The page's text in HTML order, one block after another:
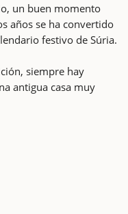
un buen momento
años se ha convertido
festivo de Súria.
siempre hay
antigua casa muy